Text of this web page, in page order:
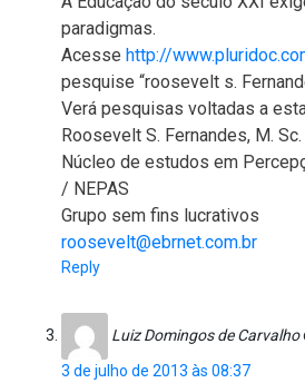
paradigmas.
Acesse http://
pesquise “roosevelt s.
Verá pesquisas voltadas a
Roosevelt S. Fernandes, M. Sc.
Núcleo de estudos em
/ NEPAS
Grupo sem fins lucrativos
roosevelt@ebrnet.com.br
Reply
Luiz Domingos de Carvalho
3 de julho de 2013 às 08:37